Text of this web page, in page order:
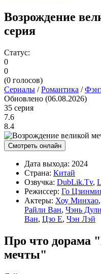
Возрождение
серия
Статус:
0
0
(0 голосов)
Сериалы /Романтика /
Обновлено (06.08.2026)
35 серия
7.6
8.4
Смотреть онлайн
Дата выхода: 2024
Страна: Китай
Озвучка: DubLik.Tv,
Режиссер: Го
Актеры: Хоу Минхао,
Райли Ван, Чэнь
Ван, Цзо Е, Чэн Лэй
Про что дорама
мечты"